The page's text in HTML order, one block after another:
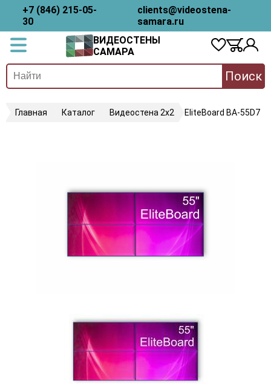
+7 (846) 215-05-
30
clients@videostena-
samara.ru
ВИДЕОСТЕНЫ
САМАРА
Поиск
Главная Каталог Видеостена 2x2 EliteBoard BA-55D7